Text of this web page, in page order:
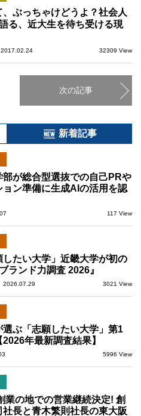
、ぶっちゃけどうよ？社会人
る、近大生を待ち受ける現
32309 View
次の記事
新着記事
部が総合型選抜での自己PRや
ョン準備に生成AIの活用を認
117 View
たい大学」近畿大学が初の
ランド力調査 2026』
2026.07.29 3021 View
選ぶ「志願したい大学」第1
年最新調査結果】
5996 View
業の地での営業継続決定! 創
長と青木繁則社長の東大阪